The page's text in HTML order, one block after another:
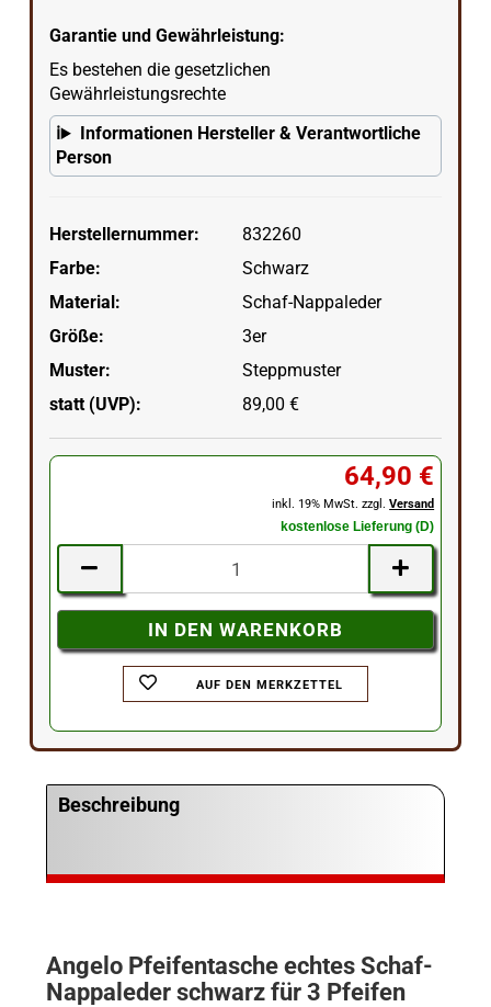
Garantie und Gewährleistung:
Es bestehen die gesetzlichen
Gewährleistungsrechte
Informationen Hersteller & Verantwortliche
Person
Herstellernummer:
832260
Farbe:
Schwarz
Material:
Schaf-Nappaleder
Größe:
3er
Muster:
Steppmuster
statt (UVP):
89,00 €
64,90 €
inkl. 19% MwSt. zzgl.Versand
kostenlose Lieferung (D)
AUF DEN MERKZETTEL
Beschreibung
Angelo Pfeifentasche echtes Schaf-
Nappaleder schwarz für 3 Pfeifen